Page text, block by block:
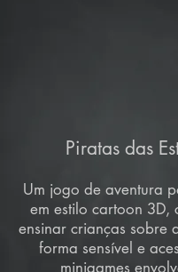
Piratas das
Um jogo de aventura
em estilo cartoon 3D,
ensinar crianças sobre
forma sensível e
minigames